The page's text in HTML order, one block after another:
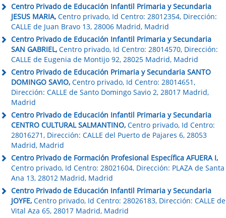
Centro Privado de Educación Infantil Primaria y Secundaria
JESUS MARIA, Centro privado, Id Centro: 28012354, Dirección:
CALLE de Juan Bravo 13, 28006 Madrid, Madrid
Centro Privado de Educación Infantil Primaria y Secundaria
SAN GABRIEL, Centro privado, Id Centro: 28014570, Dirección:
CALLE de Eugenia de Montijo 92, 28025 Madrid, Madrid
Centro Privado de Educación Primaria y Secundaria SANTO
DOMINGO SAVIO, Centro privado, Id Centro: 28014651,
Dirección: CALLE de Santo Domingo Savio 2, 28017 Madrid,
Madrid
Centro Privado de Educación Infantil Primaria y Secundaria
CENTRO CULTURAL SALMANTINO, Centro privado, Id Centro:
28016271, Dirección: CALLE del Puerto de Pajares 6, 28053
Madrid, Madrid
Centro Privado de Formación Profesional Específica AFUERA I,
Centro privado, Id Centro: 28021604, Dirección: PLAZA de Santa
Ana 13, 28012 Madrid, Madrid
Centro Privado de Educación Infantil Primaria y Secundaria
JOYFE, Centro privado, Id Centro: 28026183, Dirección: CALLE de
Vital Aza 65, 28017 Madrid, Madrid